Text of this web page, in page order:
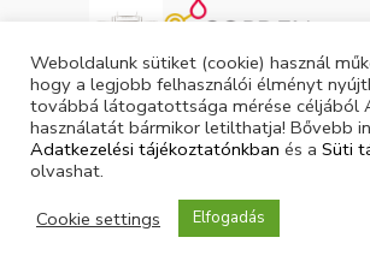
Tárgyévi lovas licencek száma: 3049
Tárgyévi ló licencek száma: 3870
Weboldalunk sütiket (cookie) használ
hogy a legjobb felhasználói élményt
továbbá látogatottsága mérése céljából
használatát bármikor letilthatja! Bővebb
Adatkezelési tájékoztatónkban és a Süti
olvashat.
Cookie settings
Elfogadás